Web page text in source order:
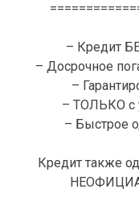
– Кредит
– Досрочное
–
– ТОЛЬКО с
– Быстрое
Кредит также